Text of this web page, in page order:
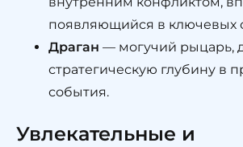
появляющийся в ключевых
Драган — могучий рыцарь,
стратегическую глубину в
события.
Увлекательные и